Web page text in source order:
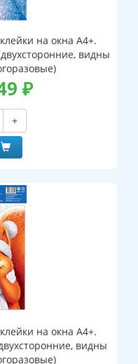
на окна А4+.
видны
₽
+
на окна А4+.
видны